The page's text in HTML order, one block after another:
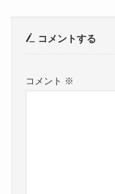
コメントする
コメント ※